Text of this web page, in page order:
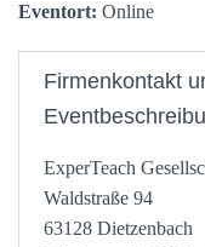
Eventort: Online
Firmenkontakt
ExperTeach
Waldstraße 94
63128 Dietzenbach